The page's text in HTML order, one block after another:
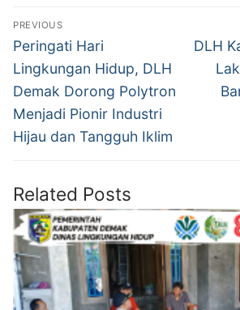
Post
navigation
PREVIOUS
Previous
post:
Peringati Hari
Lingkungan Hidup, DLH
Demak Dorong Polytron
Menjadi Pionir Industri
Hijau dan Tangguh Iklim
Next
post:
DLH
Related Posts